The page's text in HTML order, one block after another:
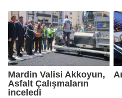
Mardin Valisi Akkoyun,
Asfalt Çalışmaların
inceledi